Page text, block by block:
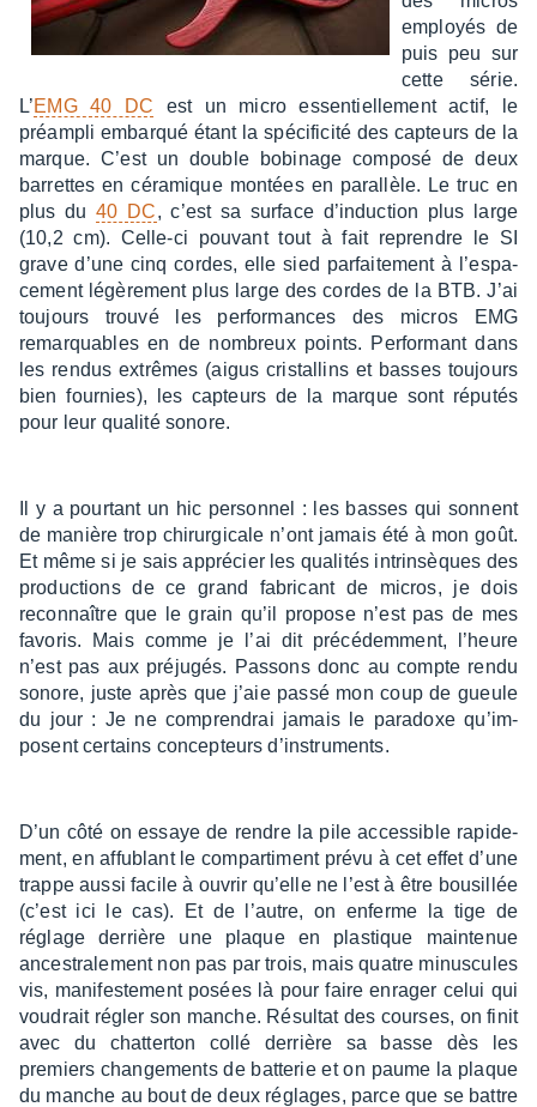
employés de
puis peu sur
cette série.
L’EMG 40 DC est un micro essen­tiel­le­ment actif, le
préam­pli embarqué étant la spéci­fi­cité des capteurs de la
marque. C’est un double bobi­nage composé de deux
barrettes en céra­mique montées en paral­lèle. Le truc en
plus du40 DC, c’est sa surface d’in­duc­tion plus large
(10,2 cm). Celle-ci pouvant tout à fait reprendre le SI
grave d’une cinq cordes, elle sied parfai­te­ment à l’es­pa­
ce­ment légè­re­ment plus large des cordes de la BTB. J’ai
toujours trouvé les perfor­mances des micros EMG
remarquables en de nombreux points. Perfor­mant dans
les rendus extrêmes (aigus cris­tal­lins et basses toujours
bien four­nies), les capteurs de la marque sont répu­tés
pour leur qualité sonore.
Il y a pour­tant un hic person­nel : les basses qui sonnent
de manière trop chirur­gi­cale n’ont jamais été à mon goût.
Et même si je sais appré­cier les quali­tés intrin­sèques des
produc­tions de ce grand fabri­cant de micros, je dois
recon­naître que le grain qu’il propose n’est pas de mes
favo­ris. Mais comme je l’ai dit précé­dem­ment, l’heure
n’est pas aux préju­gés. Passons donc au compte rendu
sonore, juste après que j’aie passé mon coup de gueule
du jour : Je ne compren­drai jamais le para­doxe qu’im­
posent certains concep­teurs d’ins­tru­ments.
D’un côté on essaye de rendre la pile acces­sible rapi­de­
ment, en affu­blant le compar­ti­ment prévu à cet effet d’une
trappe aussi facile à ouvrir qu’elle ne l’est à être bousillée
(c’est ici le cas). Et de l’autre, on enferme la tige de
réglage derrière une plaque en plas­tique main­te­nue
ances­tra­le­ment non pas par trois, mais quatre minus­cules
vis, mani­fes­te­ment posées là pour faire enra­ger celui qui
voudrait régler son manche. Résul­tat des courses, on finit
avec du chat­ter­ton collé derrière sa basse dès les
premiers chan­ge­ments de batte­rie et on paume la plaque
du manche au bout de deux réglages, parce que se battre